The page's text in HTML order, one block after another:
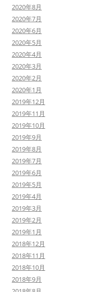
2020年8月
2020年7月
2020年6月
2020年5月
2020年4月
2020年3月
2020年2月
2020年1月
2019年12月
2019年11月
2019年10月
2019年9月
2019年8月
2019年7月
2019年6月
2019年5月
2019年4月
2019年3月
2019年2月
2019年1月
2018年12月
2018年11月
2018年10月
2018年9月